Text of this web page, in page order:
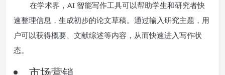
在学术界，AI 智能写作工具可以帮助学生和研究者快
速整理信息，生成初步的论文草稿。通过输入研究主题，用
户可以获得概要、文献综述等内容，从而快速进入写作状
态。
市场营销